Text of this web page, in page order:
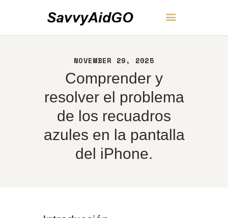
NOVEMBER 29, 2025
Comprender y
resolver el problema
de los recuadros
azules en la pantalla
del iPhone.
SavvyAidGO
INICIO
ACERCA DE
CONTACTO
POLÍTICA
ESPAÑOL